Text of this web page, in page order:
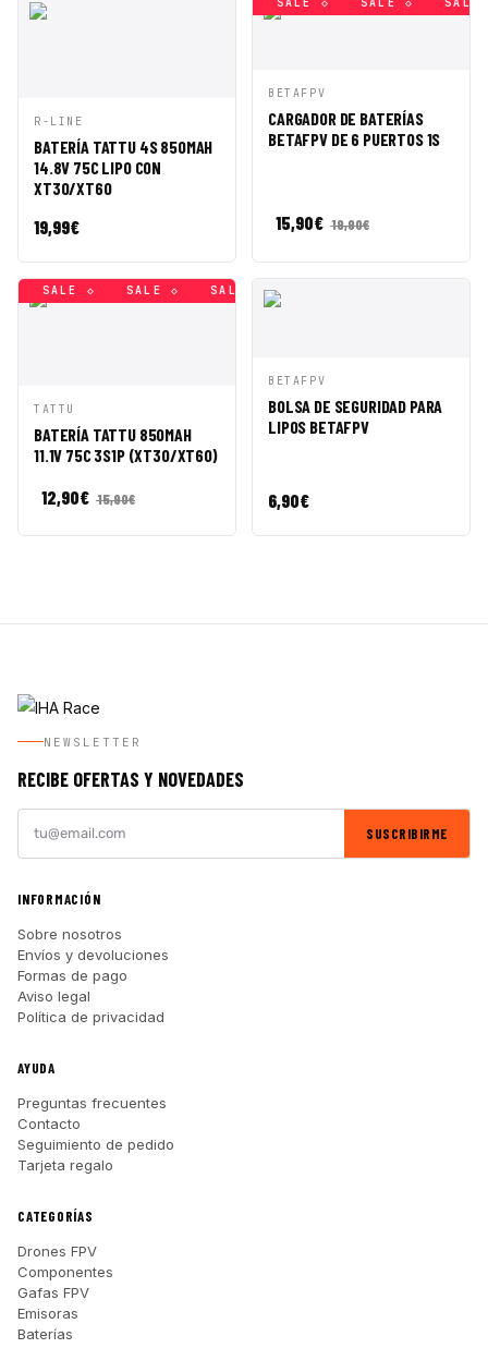
VISTA
RÁPIDA
CESTA
R-LINE
BATERÍA TATTU 4S 850MAH
14.8V 75C LIPO CON
XT30/XT60
19,99€
VISTA
RÁPIDA
CESTA
BETAFPV
CARGADOR DE BATERÍAS
BETAFPV DE 6 PUERTOS 1S
15,90€ 19,90€
SALE ◇ SALE ◇ SALE ◇
VISTA
RÁPIDA
CESTA
TATTU
BATERÍA TATTU 850MAH
11.1V 75C 3S1P (XT30/XT60)
12,90€ 15,90€
VISTA
RÁPIDA
CESTA
BETAFPV
BOLSA DE SEGURIDAD PARA
LIPOS BETAFPV
6,90€
NEWSLETTER
RECIBE OFERTAS Y NOVEDADES
SUSCRIBIRME
INFORMACIÓN
Sobre nosotros
Envíos y devoluciones
Formas de pago
Aviso legal
Política de privacidad
AYUDA
Preguntas frecuentes
Contacto
Seguimiento de pedido
Tarjeta regalo
CATEGORÍAS
Drones FPV
Componentes
Gafas FPV
Emisoras
Baterías